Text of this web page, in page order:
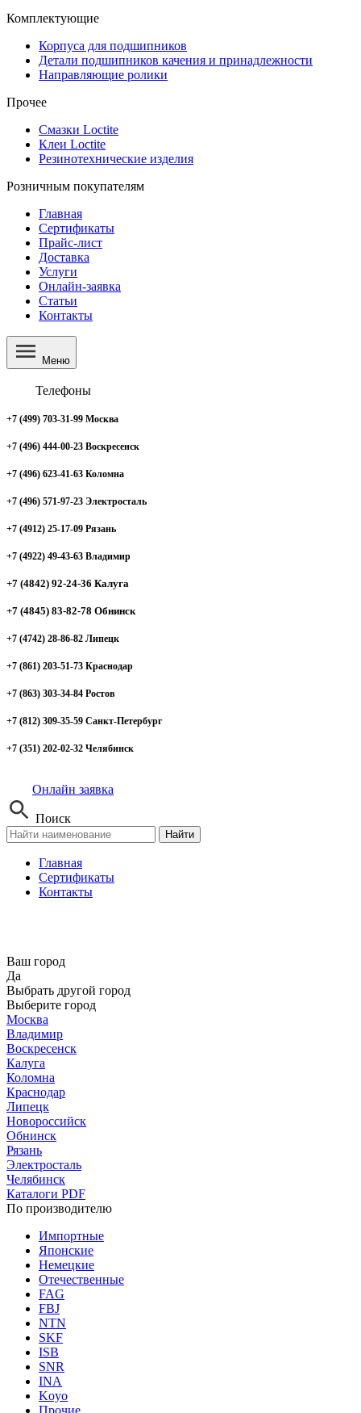
Комплектующие
Корпуса для подшипников
Детали подшипников качения и принадлежности
Направляющие ролики
Прочее
Смазки Loctite
Клеи Loctite
Резинотехнические изделия
Розничным покупателям
Главная
Сертификаты
Прайс-лист
Доставка
Услуги
Онлайн-заявка
Статьи
Контакты
Меню
Телефоны
+7 (499) 703-31-99 Москва
+7 (496) 444-00-23 Воскресенск
+7 (496) 623-41-63 Коломна
+7 (496) 571-97-23 Электросталь
+7 (4912) 25-17-09 Рязань
+7 (4922) 49-43-63 Владимир
+7 (4842) 92-24-36 Калуга
+7 (4845) 83-82-78 Обнинск
+7 (4742) 28-86-82 Липецк
+7 (861) 203-51-73 Краснодар
+7 (863) 303-34-84 Ростов
+7 (812) 309-35-59 Санкт-Петербург
+7 (351) 202-02-32 Челябинск
Онлайн заявка
Поиск
Найти
Главная
Сертификаты
Контакты
Ваш город
Да
Выбрать другой город
Выберите город
Москва
Владимир
Воскресенск
Калуга
Коломна
Краснодар
Липецк
Новороссийск
Обнинск
Рязань
Электросталь
Челябинск
Каталоги PDF
По производителю
Импортные
Японские
Немецкие
Отечественные
FAG
FBJ
NTN
SKF
ISB
SNR
INA
Koyo
Прочие